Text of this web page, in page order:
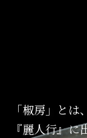
「椒房」と
『麗人行』